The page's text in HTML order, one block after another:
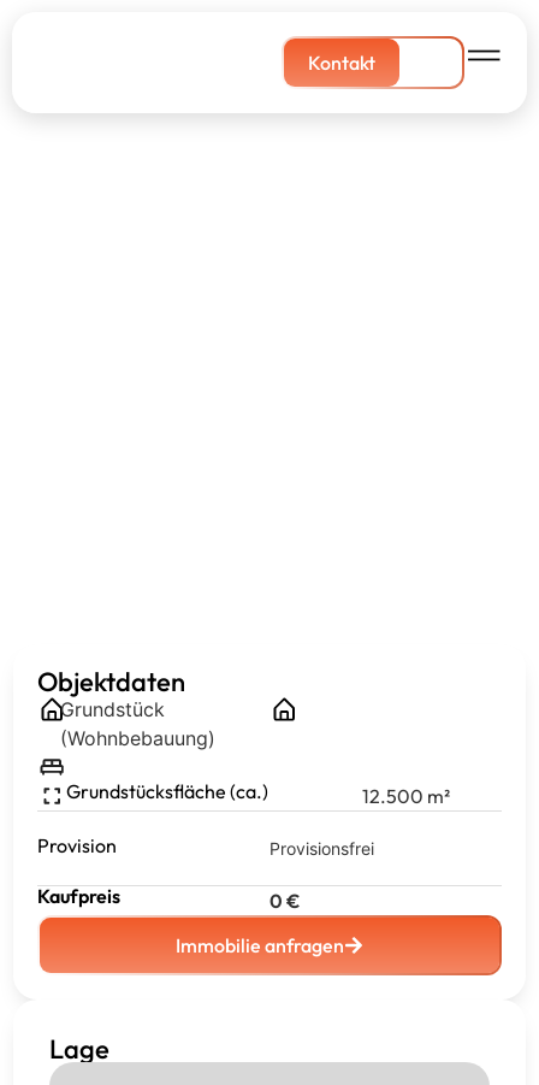
Kontakt
Objektdaten
Grundstück
(Wohnbebauung)
Grundstücksfläche (ca.) 12.500 m²
Provision Provisionsfrei
Kaufpreis 0 €
Immobilie anfragen
Lage